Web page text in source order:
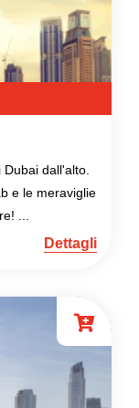
dall'alto.
e le meraviglie
...
Dettagli